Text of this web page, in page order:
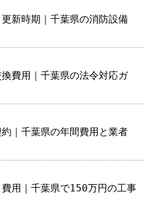
新時期｜千葉県の消防設備
費用｜千葉県の法令対応ガ
｜千葉県の年間費用と業者
用｜千葉県で150万円の工事